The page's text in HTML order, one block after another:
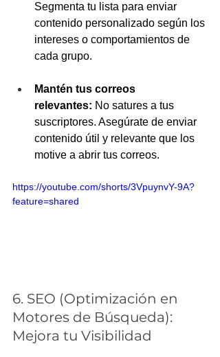
Segmenta tu lista para enviar
contenido personalizado según los
intereses o comportamientos de
cada grupo.
Mantén tus correos
relevantes: No satures a tus
suscriptores. Asegúrate de enviar
contenido útil y relevante que los
motive a abrir tus correos.
https://youtube.com/shorts/3VpuynvY-9A?
feature=shared
6. SEO (Optimización en
Motores de Búsqueda):
Mejora tu Visibilidad